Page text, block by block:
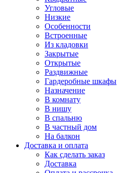
Угловые
Низкие
Особенности
Встроенные
Из кладовки
Закрытые
Открытые
Раздвижные
Гардеробные шкафы
Назначение
В комнату
В нишу
В спальню
В частный дом
На балкон
Доставка и оплата
Как сделать заказ
Доставка